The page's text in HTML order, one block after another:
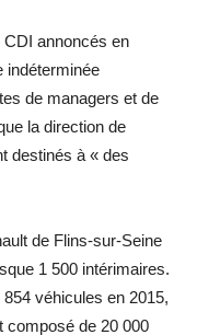
CDI annoncés en
indéterminée
de managers et de
la direction de
destinés à « des
de Flins-sur-Seine
1 500 intérimaires.
véhicules en 2015,
composé de 20 000